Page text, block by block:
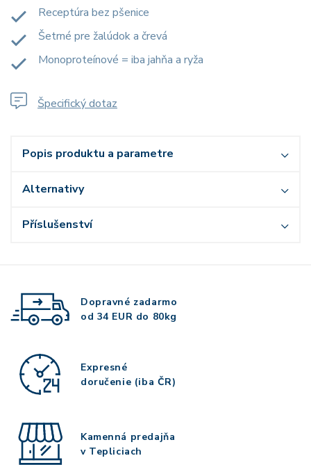
Receptúra bez pšenice
Šetrné pre žalúdok a črevá
Monoproteínové = iba jahňa a ryža
Špecifický dotaz
Popis produktu a parametre
Alternativy
Příslušenství
Dopravné zadarmo
od 34 EUR do 80kg
Expresné
doručenie (iba ČR)
Kamenná predajňa
v Tepliciach